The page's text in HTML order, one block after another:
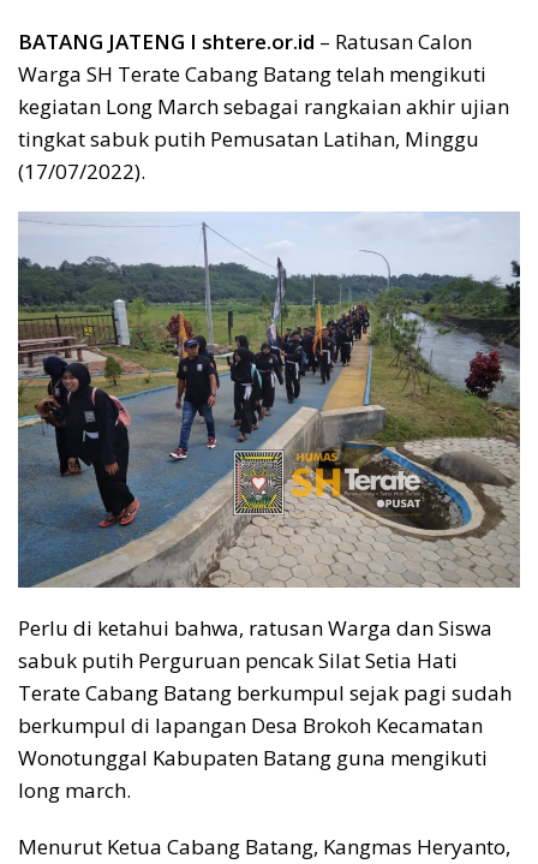
BATANG JATENG I shtere.or.id – Ratusan Calon
Warga SH Terate Cabang Batang telah mengikuti
kegiatan Long March sebagai rangkaian akhir ujian
tingkat sabuk putih Pemusatan Latihan, Minggu
(17/07/2022).
Perlu di ketahui bahwa, ratusan Warga dan Siswa
sabuk putih Perguruan pencak Silat Setia Hati
Terate Cabang Batang berkumpul sejak pagi sudah
berkumpul di lapangan Desa Brokoh Kecamatan
Wonotunggal Kabupaten Batang guna mengikuti
long march.
Menurut Ketua Cabang Batang, Kangmas Heryanto,